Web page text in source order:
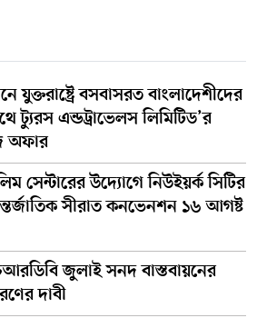
যুক্তরাষ্ট্রে বসবাসরত বাংলাদেশীদের
ট্যুরস এন্ডট্রাভেলস লিমিটিড’র
অফার
সেন্টারের উদ্যোগে নিউইয়র্ক সিটির
সীরাত কনভেনশন ১৬ আগষ্ট
জুলাই সনদ বাস্তবায়নের
দাবী